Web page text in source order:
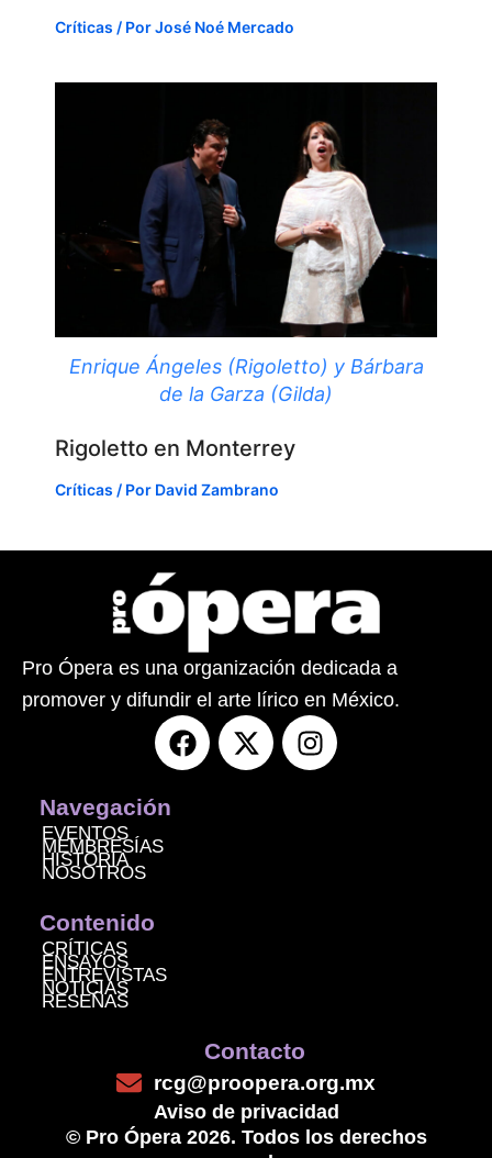
Críticas / PorJosé Noé Mercado
Enrique Ángeles (Rigoletto) y Bárbara
de la Garza (Gilda)
Rigoletto en Monterrey
Críticas / Por David Zambrano
Pro Ópera es una organización dedicada a
promover y difundir el arte lírico en México.
F
a
X
-
I
n
Navegación
EVENTOS
MEMBRESÍAS
HISTORIA
NOSOTROS
Contenido
CRÍTICAS
ENSAYOS
ENTREVISTAS
NOTICIAS
RESEÑAS
Contacto
rcg@proopera.org.mx
Aviso de privacidad
© Pro Ópera 2026. Todos los derechos